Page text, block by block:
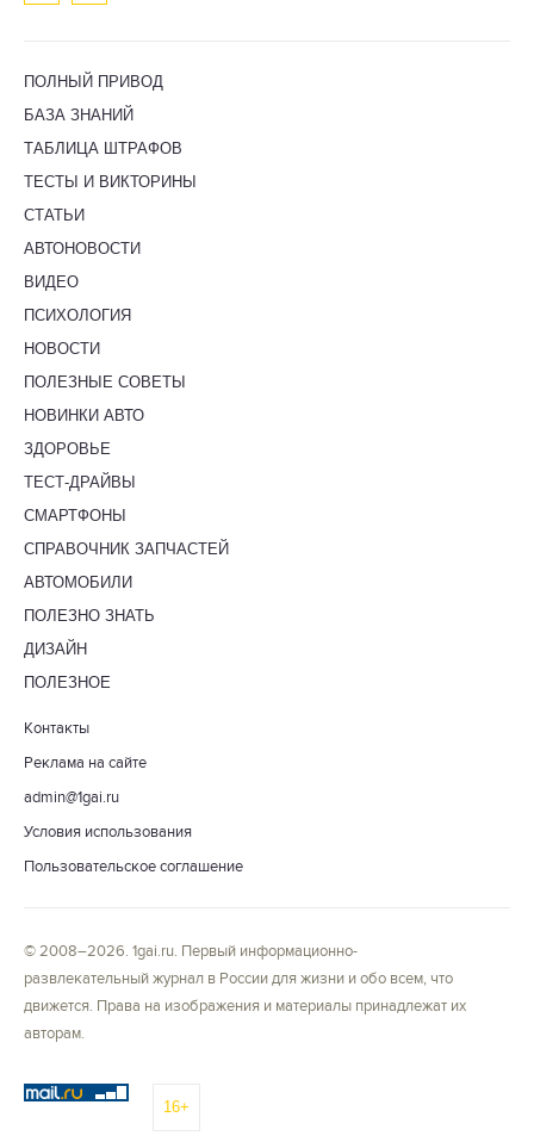
ПОЛНЫЙ ПРИВОД
БАЗА ЗНАНИЙ
ТАБЛИЦА ШТРАФОВ
ТЕСТЫ И ВИКТОРИНЫ
СТАТЬИ
АВТОНОВОСТИ
ВИДЕО
ПСИХОЛОГИЯ
НОВОСТИ
ПОЛЕЗНЫЕ СОВЕТЫ
НОВИНКИ АВТО
ЗДОРОВЬЕ
ТЕСТ-ДРАЙВЫ
СМАРТФОНЫ
СПРАВОЧНИК ЗАПЧАСТЕЙ
АВТОМОБИЛИ
ПОЛЕЗНО ЗНАТЬ
ДИЗАЙН
ПОЛЕЗНОЕ
Контакты
Реклама на сайте
admin@1gai.ru
Условия использования
Пользовательское соглашение
© 2008–2026. 1gai.ru. Первый информационно-
развлекательный журнал в России для жизни и обо всем, что
движется. Права на изображения и материалы принадлежат их
авторам.
16+